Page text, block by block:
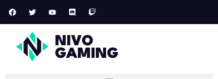
NIVO
GAMING